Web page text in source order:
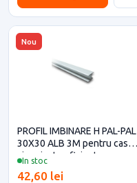
Nou
In stoc
PROFIL IMBINARE H PAL-PAL
30X30 ALB 3M pentru casa
si proiecte eficiente
42,60 lei